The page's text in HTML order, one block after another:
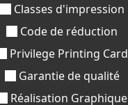
Classes d'impression
Code de réduction
Privilege Printing Card
Garantie de qualité
Réalisation Graphique